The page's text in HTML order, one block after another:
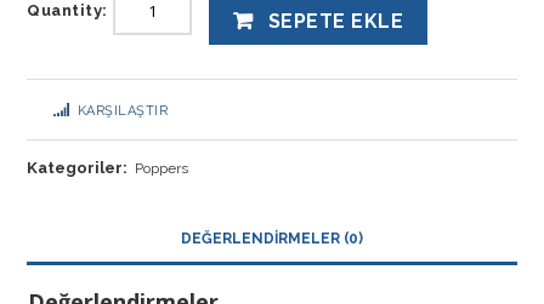
Quantity: SEPETE EKLE
KARŞILAŞTIR
Kategoriler: Poppers
DEĞERLENDIRMELER (0)